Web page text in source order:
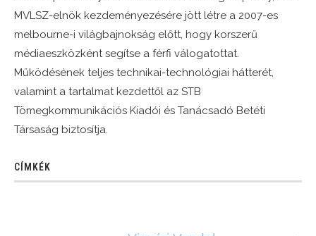
MVLSZ-elnök kezdeményezésére jött létre a 2007-es
melbourne-i világbajnokság előtt, hogy korszerű
médiaeszközként segítse a férfi válogatottat.
Működésének teljes technikai-technológiai hátterét,
valamint a tartalmat kezdettől az STB
Tömegkommunikációs Kiadói és Tanácsadó Betéti
Társaság biztosítja.
CÍMKÉK